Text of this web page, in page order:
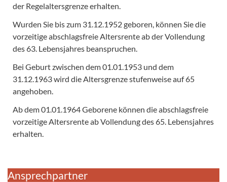
der Regelaltersgrenze erhalten.
Wurden Sie bis zum 31.12.1952 geboren, können Sie die
vorzeitige abschlagsfreie Altersrente ab der Vollendung
des 63. Lebensjahres beanspruchen.
Bei Geburt zwischen dem 01.01.1953 und dem
31.12.1963 wird die Altersgrenze stufenweise auf 65
angehoben.
Ab dem 01.01.1964 Geborene können die abschlagsfreie
vorzeitige Altersrente ab Vollendung des 65. Lebensjahres
erhalten.
Ansprechpartner